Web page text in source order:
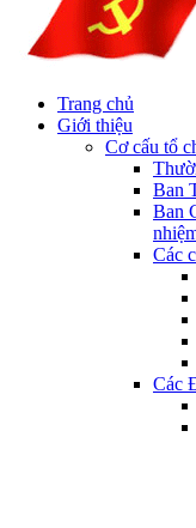
Trang chủ
Giới thiệu
Cơ cấu tổ
Ban
Ban
Các
Các